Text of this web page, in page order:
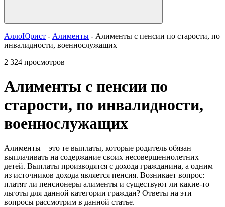
АллоЮрист - Алименты - Алименты с пенсии по старости, по
инвалидности, военнослужащих
2 324 просмотров
Алименты с пенсии по
старости, по инвалидности,
военнослужащих
Алименты – это те выплаты, которые родитель обязан
выплачивать на содержание своих несовершеннолетних
детей. Выплаты производятся с дохода гражданина, а одним
из источников дохода является пенсия. Возникает вопрос:
платят ли пенсионеры алименты и существуют ли какие-то
льготы для данной категории граждан? Ответы на эти
вопросы рассмотрим в данной статье.